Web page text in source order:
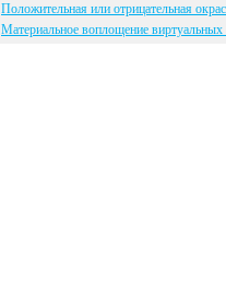
Положительная или отрицательная
Материальное воплощение виртуальных